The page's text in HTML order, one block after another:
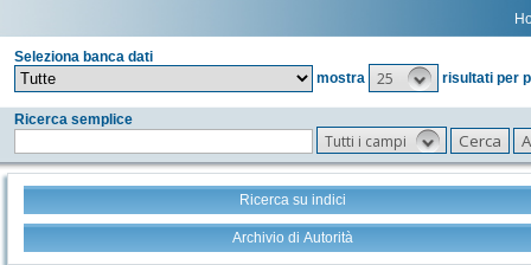
Seleziona banca dati
mostra
25 risultati per
Ricerca semplice
Tutti i campi
Ricerca su indici
Archivio di Autorità
Stampa - Email - Export Tutto +